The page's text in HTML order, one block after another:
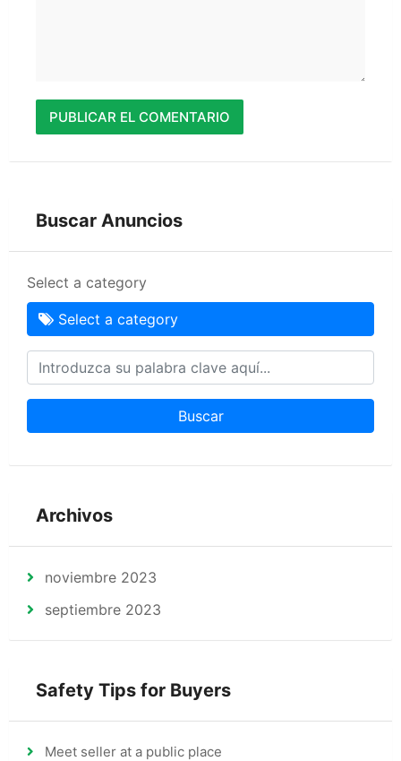
Buscar Anuncios
Select a category
Select a category
Buscar
Archivos
noviembre 2023
septiembre 2023
Safety Tips for Buyers
Meet seller at a public place